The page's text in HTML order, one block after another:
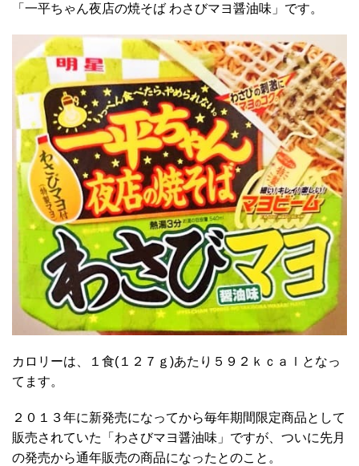
「一平ちゃん夜店の焼そば わさびマヨ醤油味」です。
カロリーは、１食(１２７ｇ)あたり５９２ｋｃａｌとなっ
てます。
２０１３年に新発売になってから毎年期間限定商品として
販売されていた「わさびマヨ醤油味」ですが、ついに先月
の発売から通年販売の商品になったとのこと。